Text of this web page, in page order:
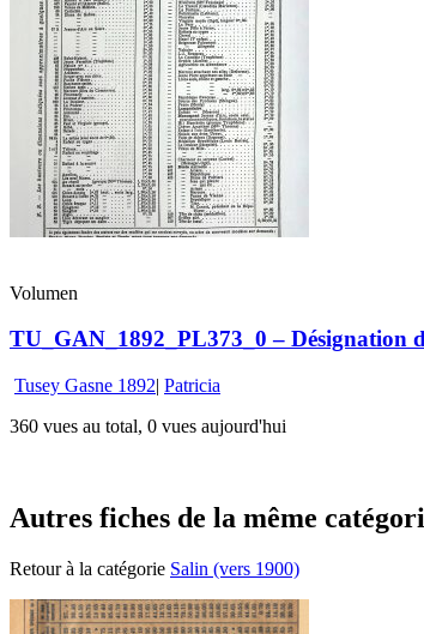
Volumen
TU_GAN_1892_PL373_0 – Désignation
Tusey Gasne 1892| Patricia
360 vues au total, 0 vues aujourd'hui
Autres fiches de la même
Retour à la catégorie Salin (vers 1900)